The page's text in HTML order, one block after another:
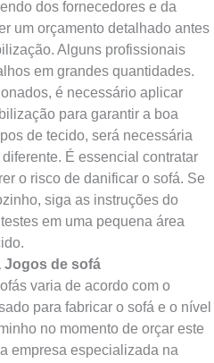
dos fornecedores e da
um orçamento detalhado antes
Alguns profissionais
em grandes quantidades.
é necessário aplicar
para garantir a boa
de tecido, será necessária
É essencial contratar
o risco de danificar o sofá. Se
siga as instruções do
em uma pequena área
Jogos de sofá
varia de acordo com o
para fabricar o sofá e o nível
no momento de orçar este
empresa especializada na